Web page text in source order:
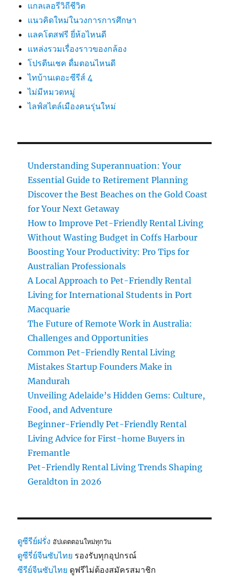
แกลเลอรีวิถีชีวิต
แนวคิดใหม่ในวงการการศึกษา
แลคโตสฟรี ยี่ห้อไหนดี
แหล่งรวมเรื่องราวของกล้อง
โปรตีนเชค ดื่มตอนไหนดี
ไทบ้านเดอะซีรีส์ 4
ไม่มีหมวดหมู่
ไลฟ์สไตล์เมืองคนรุ่นใหม่
Understanding Superannuation: Your
Essential Guide to Retirement Planning
Discover the Best Beaches on the Gold Coast
for Your Next Getaway
How to Improve Pet-Friendly Rental Living
Without Wasting Budget in Coffs Harbour
Boosting Your Productivity: Pro Tips for
Australian Professionals
A Local Approach to Pet-Friendly Rental
Living for International Students in Port
Macquarie
The Future of Remote Work in Australia:
Challenges and Opportunities
Common Pet-Friendly Rental Living
Mistakes Startup Founders Make in
Mandurah
Unveiling Adelaide’s Hidden Gems: Culture,
Food, and Adventure
Beginner-Friendly Pet-Friendly Rental
Living Advice for First-home Buyers in
Fremantle
Pet-Friendly Rental Living Trends Shaping
Geraldton in 2026
ดูซีรีย์ฝรั่ง อัปเดตตอนใหม่ทุกวัน
ดูซีรี่ย์จีนซับไทย รองรับทุกอุปกรณ์
ซีรีย์จีนซับไทย ดูฟรีไม่ต้องสมัครสมาชิก